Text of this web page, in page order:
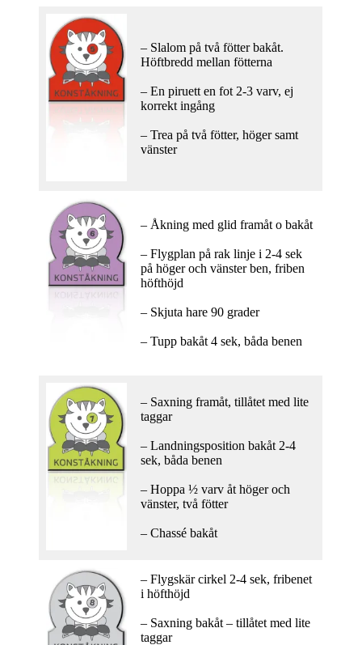
– Slalom på två fötter bakåt.
Höftbredd mellan fötterna
– En piruett en fot 2-3 varv, ej
korrekt ingång
– Trea på två fötter, höger samt
vänster
– Åkning med glid framåt o bakåt
– Flygplan på rak linje i 2-4 sek
på höger och vänster ben, friben
höfthöjd
– Skjuta hare 90 grader
– Tupp bakåt 4 sek, båda benen
– Saxning framåt, tillåtet med lite
taggar
– Landningsposition bakåt 2-4
sek, båda benen
– Hoppa ½ varv åt höger och
vänster, två fötter
– Chassé bakåt
– Flygskär cirkel 2-4 sek, fribenet
i höfthöjd
– Saxning bakåt – tillåtet med lite
taggar